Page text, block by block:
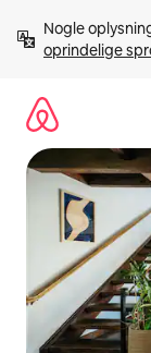
videre
Nogle
oprindelige